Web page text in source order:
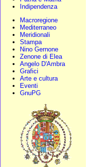
Indipendenza
Macroregione
Mediterraneo
Meridionali
Stampa
Nino Gernone
Zenone di Elea
Angelo D'Ambra
Grafici
Arte e cultura
Eventi
GnuPG